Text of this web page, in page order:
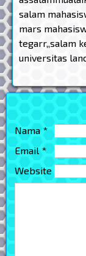
salam
mars
tegarr,,salam
universitas
Nama *
Email *
Website